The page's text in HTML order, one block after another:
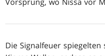
Die Signalfeuer